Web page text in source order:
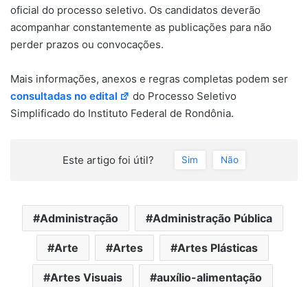
oficial do processo seletivo. Os candidatos deverão
acompanhar constantemente as publicações para não
perder prazos ou convocações.
Mais informações, anexos e regras completas podem ser
consultadas no edital
do Processo Seletivo
Simplificado do Instituto Federal de Rondônia.
Este artigo foi útil? Sim Não
Administração Administração Pública
Arte Artes Artes Plásticas
Artes Visuais auxílio-alimentação